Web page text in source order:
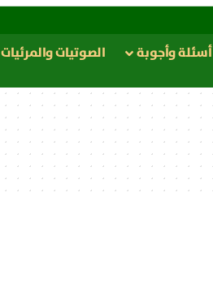
أسئلة وأجوبة الصوتیات والمرئیات